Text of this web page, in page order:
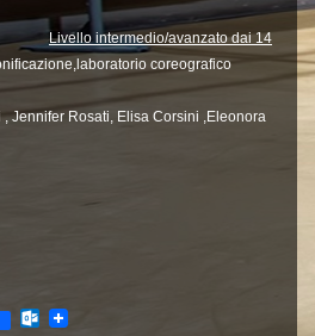
Livello intermedio/avanzato dai 14
coreografico
Jennifer Rosati, Elisa Corsini ,Eleonora
Outlook.com